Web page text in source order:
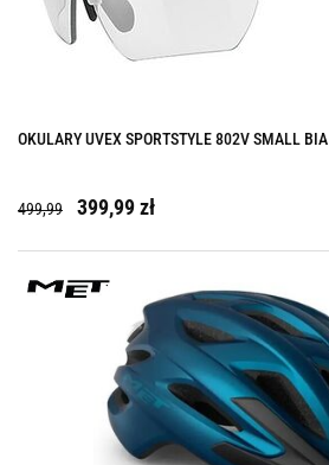
OKULARY UVEX SPORTSTYLE 802V SMALL BIA
499,99 399,99 zł